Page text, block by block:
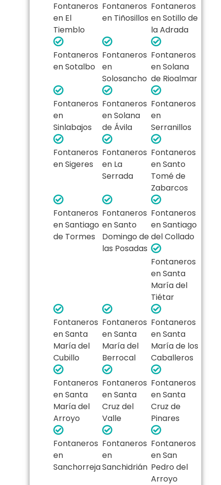
Fontaneros
en El
Tiemblo
Fontaneros
en Tiñosillos
Fontaneros
en Sotillo de
la Adrada
Fontaneros
en Sotalbo
Fontaneros
en
Solosancho
Fontaneros
en Solana
de Rioalmar
Fontaneros
en
Sinlabajos
Fontaneros
en Solana
de Ávila
Fontaneros
en
Serranillos
Fontaneros
en Sigeres
Fontaneros
en La
Serrada
Fontaneros
en Santo
Tomé de
Zabarcos
Fontaneros
en Santiago
de Tormes
Fontaneros
en Santo
Domingo de
las Posadas
Fontaneros
en Santiago
del Collado
Fontaneros
en Santa
María del
Tiétar
Fontaneros
en Santa
María del
Cubillo
Fontaneros
en Santa
María del
Berrocal
Fontaneros
en Santa
María de los
Caballeros
Fontaneros
en Santa
María del
Arroyo
Fontaneros
en Santa
Cruz del
Valle
Fontaneros
en Santa
Cruz de
Pinares
Fontaneros
en
Sanchorreja
Fontaneros
en
Sanchidrián
Fontaneros
en San
Pedro del
Arroyo